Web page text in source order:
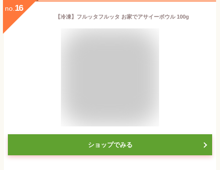
no. 16
【冷凍】フルッタフルッタ お家でアサイーボウル 100g
ショップでみる